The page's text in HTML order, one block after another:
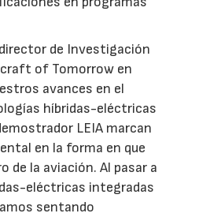
de Investigación
of Tomorrow en
avances en el
híbridas-eléctricas
LEIA marcan
en la forma en que
de la aviación. Al pasar a
eléctricas integradas
sentando